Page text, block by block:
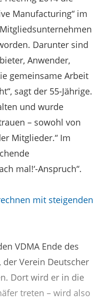
Manufacturing“ im
Darunter sind
Anwender,
gemeinsame Arbeit
sagt der 55-Jährige.
und wurde
– sowohl von
Mitglieder.“ Im
mal!‘-Anspruch“.
mit steigenden
VDMA Ende des
der Verein Deutscher
Dort wird er in die
treten – wird also